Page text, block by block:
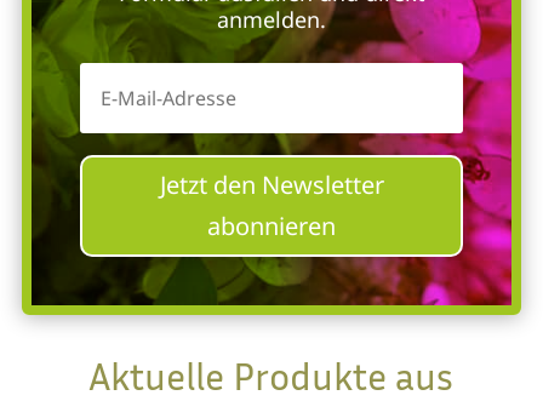
anmelden.
Jetzt den Newsletter
abonnieren
Aktuelle Produkte aus